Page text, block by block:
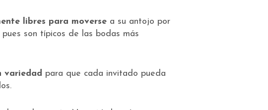
libres para moverse a su antojo por
son típicos de las bodas más
variedad para que cada invitado pueda